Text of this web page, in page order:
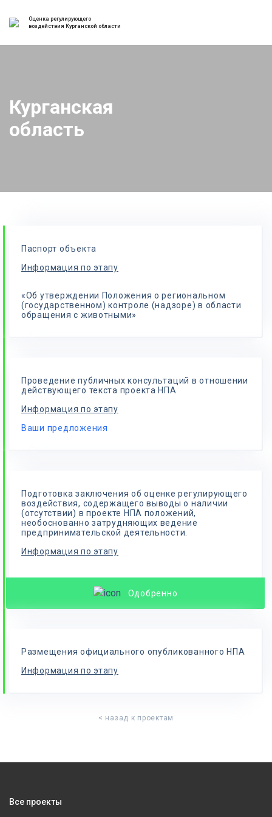
Оценка регулирующего
воздействия Курганской области
Курганская
область
Паспорт объекта
Информация по этапу
«Об утверждении Положения о региональном
(государственном) контроле (надзоре) в области
обращения с животными»
Проведение публичных консультаций в отношении
действующего текста проекта НПА
Информация по этапу
Ваши предложения
Подготовка заключения об оценке регулирующего
воздействия, содержащего выводы о наличии
(отсутствии) в проекте НПА положений,
необоснованно затрудняющих ведение
предпринимательской деятельности.
Информация по этапу
Одобренно
Размещения официального опубликованного НПА
Информация по этапу
< назад к проектам
Все проекты